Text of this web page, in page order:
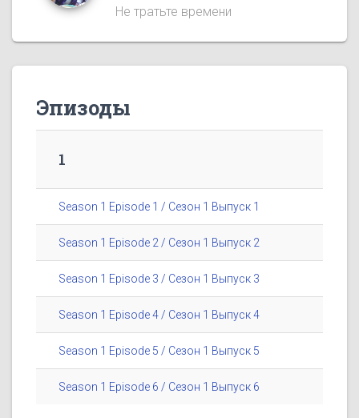
Не тратьте времени
Эпизоды
1
Season 1 Episode 1 / Сезон 1 Выпуск 1
Season 1 Episode 2 / Сезон 1 Выпуск 2
Season 1 Episode 3 / Сезон 1 Выпуск 3
Season 1 Episode 4 / Сезон 1 Выпуск 4
Season 1 Episode 5 / Сезон 1 Выпуск 5
Season 1 Episode 6 / Сезон 1 Выпуск 6